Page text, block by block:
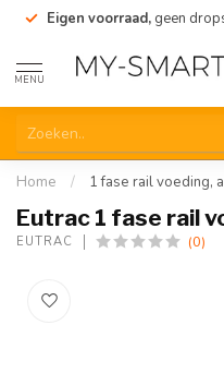
Eigen voorraad, geen
MENU
Home / 1 fase rail voeding,
Eutrac 1 fase rail
EUTRAC (0)